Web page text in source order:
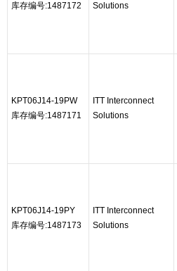
库存编号:1487172
Solutions
KPT06J14-19PW
库存编号:1487171
ITT Interconnect
Solutions
KPT06J14-19PY
库存编号:1487173
ITT Interconnect
Solutions